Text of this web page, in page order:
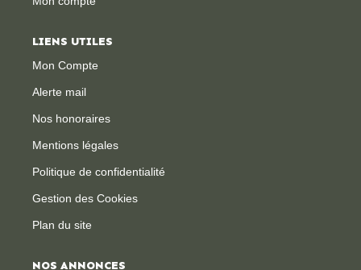
LIENS UTILES
Mon Compte
Alerte mail
Nos honoraires
Mentions légales
Politique de confidentialité
Gestion des Cookies
Plan du site
NOS ANNONCES